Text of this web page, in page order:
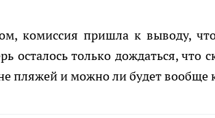
комиссия пришла к выводу,
осталось только дождаться, что
пляжей и можно ли будет